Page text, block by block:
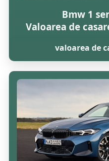
Bmw 1
Valoarea de
valoarea de